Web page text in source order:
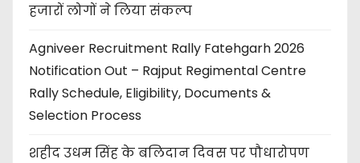
हजारों लोगों ने लिया संकल्प
Agniveer Recruitment Rally Fatehgarh 2026
Notification Out – Rajput Regimental Centre
Rally Schedule, Eligibility, Documents &
Selection Process
शहीद उधम सिंह के बलिदान दिवस पर पौधारोपण